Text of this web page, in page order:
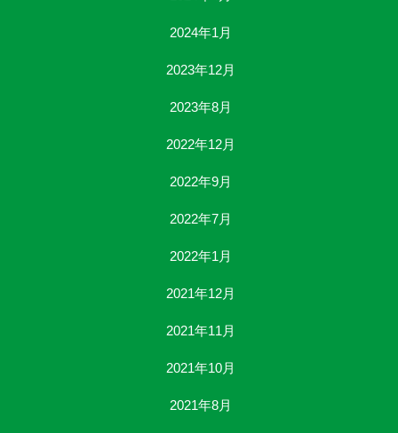
2024年1月
2023年12月
2023年8月
2022年12月
2022年9月
2022年7月
2022年1月
2021年12月
2021年11月
2021年10月
2021年8月